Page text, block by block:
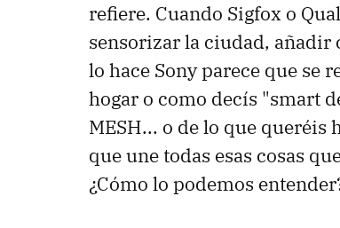
refiere. Cuando Sigfox o
sensorizar la ciudad, añadir
lo hace Sony parece que se
hogar o como decís "smart
MESH... o de lo que queréis
que une todas esas cosas
¿Cómo lo podemos